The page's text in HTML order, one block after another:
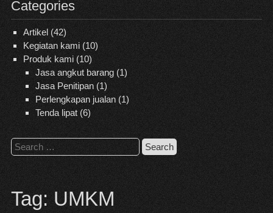
Categories
Artikel(42)
Kegiatan kami(10)
Produk kami(10)
Jasa angkut barang(1)
Jasa Penitipan(1)
Perlengkapan jualan(1)
Tenda lipat(6)
Search
for:
Tag:UMKM